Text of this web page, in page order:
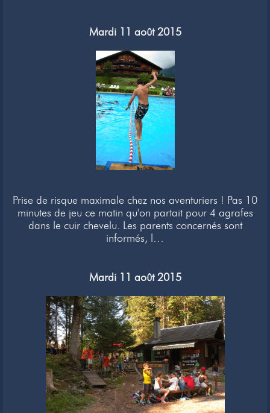
Mardi 11 août 2015
Prise de risque maximale chez nos aventuriers ! Pas 10
minutes de jeu ce matin qu'on partait pour 4 agrafes
dans le cuir chevelu. Les parents concernés sont
informés, l…
Mardi 11 août 2015